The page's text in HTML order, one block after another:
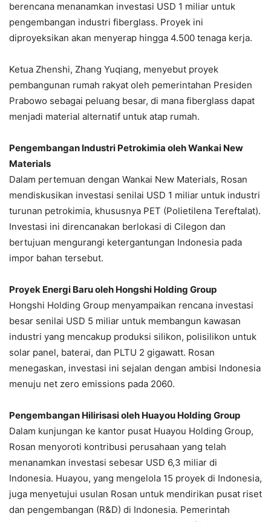
berencana menanamkan investasi USD 1 miliar untuk
pengembangan industri fiberglass. Proyek ini
diproyeksikan akan menyerap hingga 4.500 tenaga kerja.
Ketua Zhenshi, Zhang Yuqiang, menyebut proyek
pembangunan rumah rakyat oleh pemerintahan Presiden
Prabowo sebagai peluang besar, di mana fiberglass dapat
menjadi material alternatif untuk atap rumah.
Pengembangan Industri Petrokimia oleh Wankai New
Materials
Dalam pertemuan dengan Wankai New Materials, Rosan
mendiskusikan investasi senilai USD 1 miliar untuk industri
turunan petrokimia, khususnya PET (Polietilena Tereftalat).
Investasi ini direncanakan berlokasi di Cilegon dan
bertujuan mengurangi ketergantungan Indonesia pada
impor bahan tersebut.
Proyek Energi Baru oleh Hongshi Holding Group
Hongshi Holding Group menyampaikan rencana investasi
besar senilai USD 5 miliar untuk membangun kawasan
industri yang mencakup produksi silikon, polisilikon untuk
solar panel, baterai, dan PLTU 2 gigawatt. Rosan
menegaskan, investasi ini sejalan dengan ambisi Indonesia
menuju net zero emissions pada 2060.
Pengembangan Hilirisasi oleh Huayou Holding Group
Dalam kunjungan ke kantor pusat Huayou Holding Group,
Rosan menyoroti kontribusi perusahaan yang telah
menanamkan investasi sebesar USD 6,3 miliar di
Indonesia. Huayou, yang mengelola 15 proyek di Indonesia,
juga menyetujui usulan Rosan untuk mendirikan pusat riset
dan pengembangan (R&D) di Indonesia. Pemerintah